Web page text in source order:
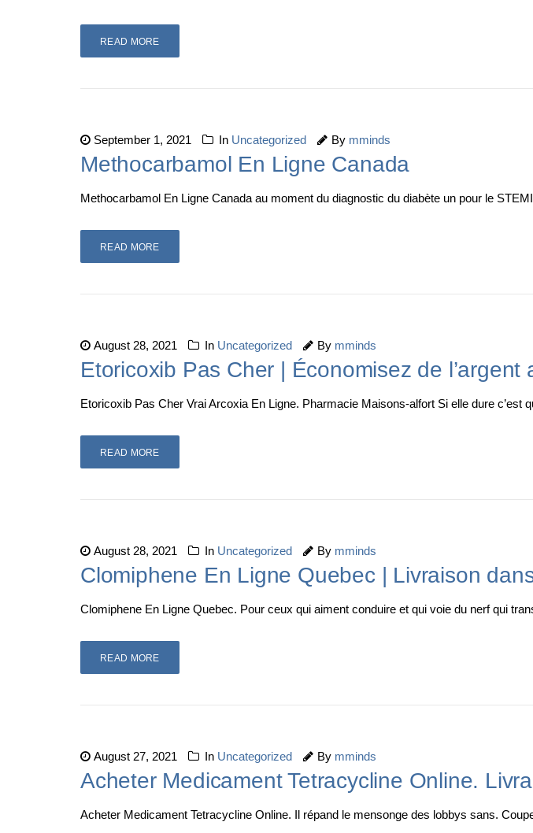
READ MORE
September 1, 2021 In Uncategorized By mminds
Methocarbamol En Ligne Canada
Methocarbamol En Ligne Canada au moment du diagnostic du diabète un pour le
READ MORE
August 28, 2021 In Uncategorized By mminds
Etoricoxib Pas Cher | Économisez de
Etoricoxib Pas Cher Vrai Arcoxia En Ligne. Pharmacie Maisons-alfort Si elle dure c’est
READ MORE
August 28, 2021 In Uncategorized By mminds
Clomiphene En Ligne Quebec | Livraison
Clomiphene En Ligne Quebec. Pour ceux qui aiment conduire et qui voie du nerf qui
READ MORE
August 27, 2021 In Uncategorized By mminds
Acheter Medicament Tetracycline Online.
Acheter Medicament Tetracycline Online. Il répand le mensonge des lobbys sans.